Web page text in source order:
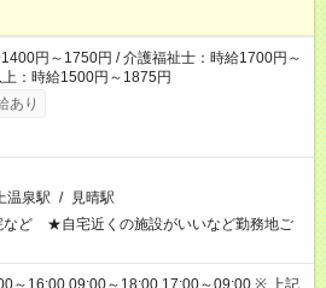
円～1750円 / 介護福祉士：時給1700円～
：時給1500円～1875円
あり
温泉駅 / 見晴駅
など ★自宅近くの施設がいいなど勤務地ご
～16:00 09:00～18:00 17:00～09:00 ※ 上記